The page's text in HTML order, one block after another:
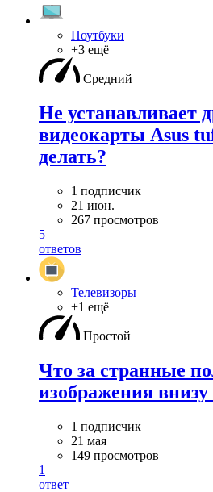
Ноутбуки
+3 ещё
Средний
Не устанавливает
видеокарты Asus
делать?
1 подписчик
21 июн.
267 просмотров
5
ответов
Телевизоры
+1 ещё
Простой
Что за странные
изображения внизу
1 подписчик
21 мая
149 просмотров
1
ответ